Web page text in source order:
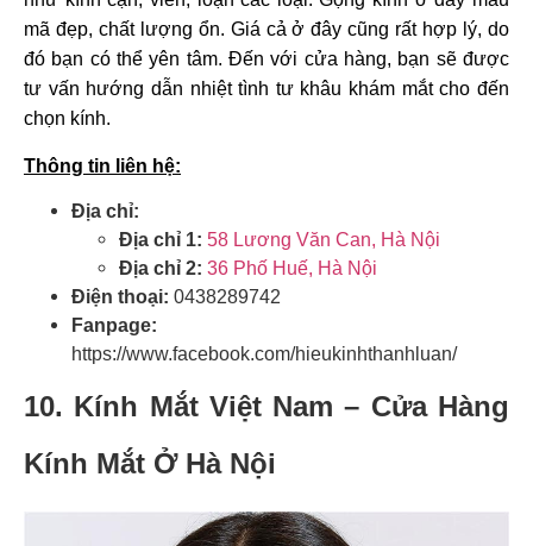
mã đẹp, chất lượng ổn. Giá cả ở đây cũng rất hợp lý, do
đó bạn có thể yên tâm. Đến với cửa hàng, bạn sẽ được
tư vấn hướng dẫn nhiệt tình tư khâu khám mắt cho đến
chọn kính.
Thông tin liên hệ:
Địa chỉ:
Địa chỉ 1: 58 Lương Văn Can, Hà Nội
Địa chỉ 2: 36 Phố Huế, Hà Nội
Điện thoại: 0438289742
Fanpage:
https://www.facebook.com/hieukinhthanhluan/
10. Kính Mắt Việt Nam – Cửa Hàng
Kính Mắt Ở Hà Nội